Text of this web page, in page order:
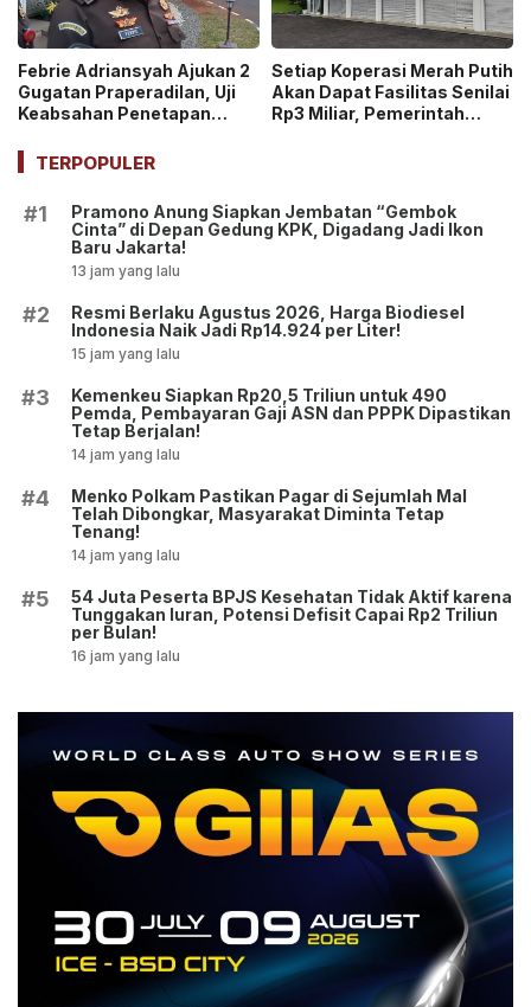
Febrie Adriansyah Ajukan 2
Gugatan Praperadilan, Uji
Keabsahan Penetapan
Penyitaan Aset!
Setiap Koperasi Merah Putih
Akan Dapat Fasilitas Senilai
Rp3 Miliar, Pemerintah
TERPOPULER
#1
Pramono Anung Siapkan Jembatan “Gembok
Cinta” di Depan Gedung KPK, Digadang Jadi Ikon
Baru Jakarta!
13 jam yang lalu
#2
Resmi Berlaku Agustus 2026, Harga Biodiesel
Indonesia Naik Jadi Rp14.924 per Liter!
15 jam yang lalu
#3
Kemenkeu Siapkan Rp20,5 Triliun untuk 490
Pemda, Pembayaran Gaji ASN dan PPPK Dipastikan
Tetap Berjalan!
14 jam yang lalu
#4
Menko Polkam Pastikan Pagar di Sejumlah Mal
Telah Dibongkar, Masyarakat Diminta Tetap
Tenang!
14 jam yang lalu
#5
54 Juta Peserta BPJS Kesehatan Tidak Aktif karena
Tunggakan Iuran, Potensi Defisit Capai Rp2 Triliun
per Bulan!
16 jam yang lalu